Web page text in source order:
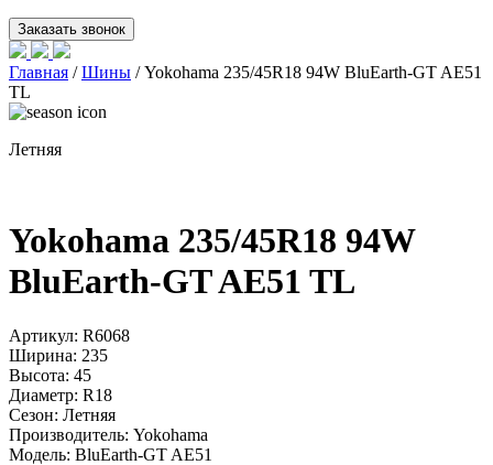
Главная /Шины / Yokohama 235/45R18 94W BluEarth-GT AE51
TL
Летняя
Yokohama 235/45R18 94W
BluEarth-GT AE51 TL
Артикул: R6068
Ширина: 235
Высота: 45
Диаметр: R18
Сезон: Летняя
Производитель: Yokohama
Модель: BluEarth-GT AE51